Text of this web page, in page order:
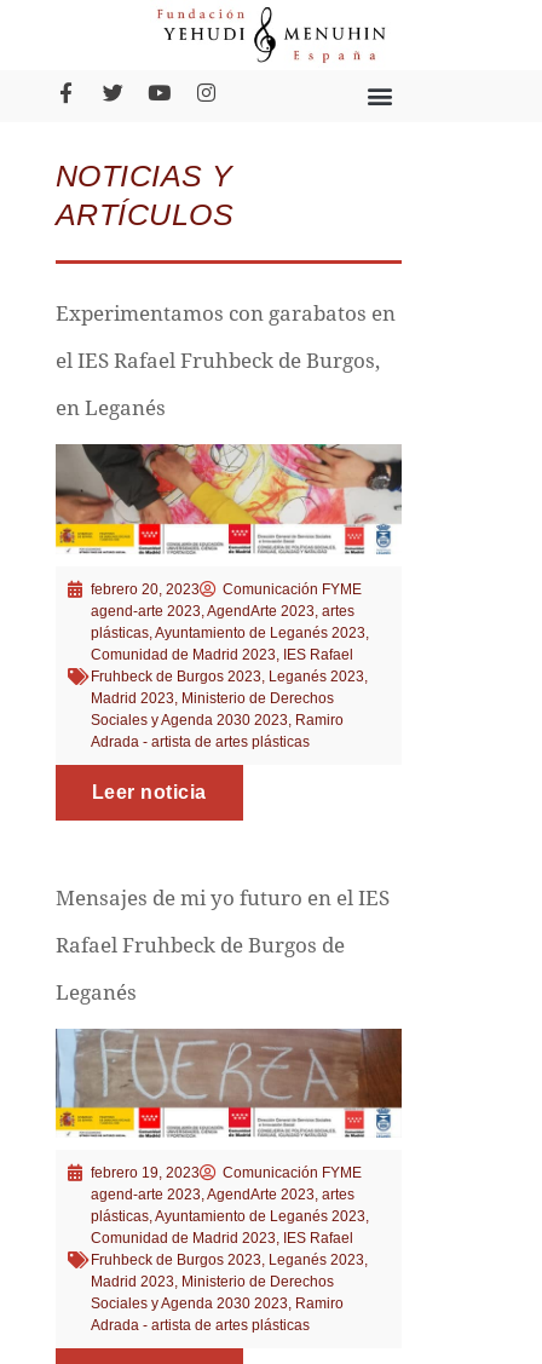
NOTICIAS Y
ARTÍCULOS
Experimentamos con garabatos en
el IES Rafael Fruhbeck de Burgos,
en Leganés
febrero 20, 2023
Comunicación FYME
agend-arte 2023 AgendArte 2023 artes
plásticas, Ayuntamiento de Leganés 2023
Comunidad de Madrid 2023 IES Rafael
Fruhbeck de Burgos 2023 Leganés 2023
Madrid 2023 Ministerio de Derechos
Sociales y Agenda 2030 2023 Ramiro
Adrada - artista de artes plásticas
Leer noticia
Mensajes de mi yo futuro en el IES
Rafael Fruhbeck de Burgos de
Leganés
febrero 19, 2023
Comunicación FYME
agend-arte 2023,AgendArte 2023, artes
plásticas,Ayuntamiento de Leganés 2023,
Comunidad de Madrid 2023, IES Rafael
Fruhbeck de Burgos 2023, Leganés 2023,
Madrid 2023, Ministerio de Derechos
Sociales y Agenda 2030 2023, Ramiro
Adrada - artista de artes plásticas